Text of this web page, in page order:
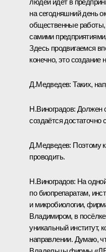
на сегодняшний день
общественные работы,
самими
Здесь продвигаемся
конечно, это создание
Д.Медведев: Таких,
Н.Виноградов: Должен
создаётся достаточно
Д.Медведев: Поэтому
проводить.
Н.Виноградов: На
по биопрепаратам,
и микробиологии,
Владимиром, в
уникальный институт,
направлении. Думаю,